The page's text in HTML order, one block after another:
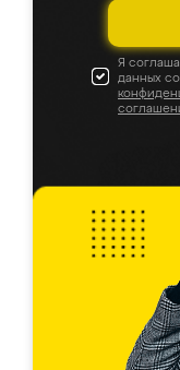
Я
данных